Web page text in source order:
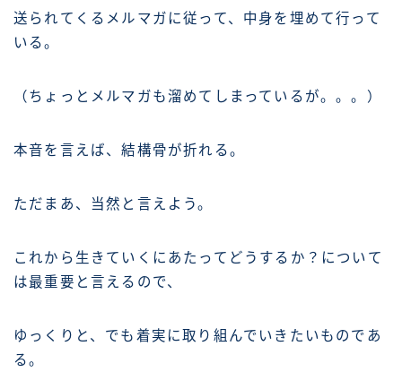
送られてくるメルマガに従って、中身を埋めて行って
いる。
（ちょっとメルマガも溜めてしまっているが。。。）
本音を言えば、結構骨が折れる。
ただまあ、当然と言えよう。
これから生きていくにあたってどうするか？について
は最重要と言えるので、
ゆっくりと、でも着実に取り組んでいきたいものであ
る。